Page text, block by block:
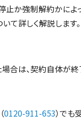
か強制解約かによ
いて詳しく解説します。
合は、契約自体が終
0120-911-653）でも